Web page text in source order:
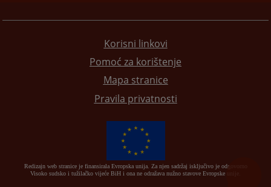
Korisni linkovi
Pomoć za korištenje
Mapa stranice
Pravila privatnosti
Redizajn web stranice je finansirala Evropska unija. Za njen sadržaj isključivo je odgovorno
Visoko sudsko i tužilačko vijeće BiH i ona ne odražava nužno stavove Evropske unije.